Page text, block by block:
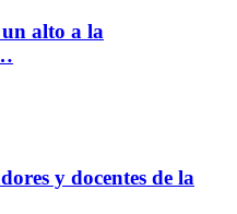
alto a la
y docentes de la